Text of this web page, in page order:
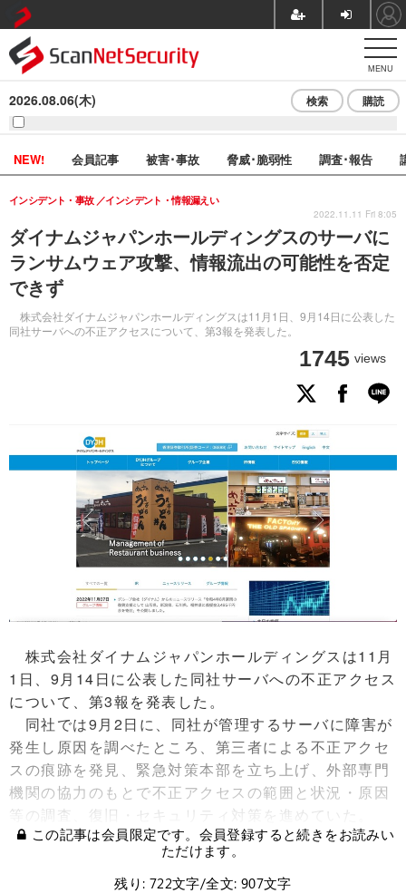
MENU
2026.08.06(木) 検索 購読
NEW! 会員記事 被害･事故 脅威･脆弱性 調査･報告
ダイナムジャパンホールディングスのサーバに
ランサムウェア攻撃、情報流出の可能性を否定
できず
株式会社ダイナムジャパンホールディングスは11月1日、9月14日に公表した
同社サーバへの不正アクセスについて、第3報を発表した。
インシデント・事故 インシデント・情報漏えい
1745 views
2022.11.11 Fri 8:05
株式会社ダイナムジャパンホールディングスは11月
1日、9月14日に公表した同社サーバへの不正アクセス
について、第3報を発表した。
同社では9月2日に、同社が管理するサーバに障害が
発生し原因を調べたところ、第三者による不正アクセ
スの痕跡を発見、緊急対策本部を立ち上げ、外部専門
機関の協力のもとで不正アクセスの範囲と状況・原因
等の調査、復旧・セキュリティ対策を進めていた。
この記事は会員限定です。会員登録すると続きをお読みい
ただけます。
残り: 722文字/全文: 907文字